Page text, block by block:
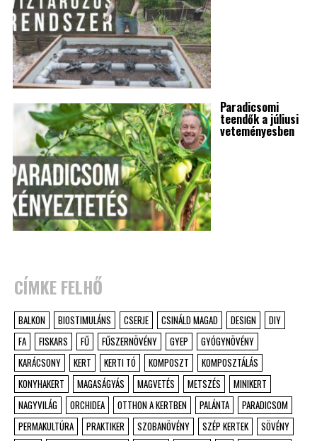
Paradicsomi
teendők a júliusi
veteményesben
CÍMKE FELHŐ
BALKON BIOSTIMULÁNS CSERJE CSINÁLD MAGAD DESIGN
DIY
FA
FISKARS FŰ FŰSZERNÖVÉNY GYEP
GYÓGYNÖVÉNY
KARÁCSONY
KERT KERTI TÓ KOMPOSZT
KOMPOSZTÁLÁS
KONYHAKERT
MAGASÁGYÁS MAGVETÉS METSZÉS
MINIKERT
NAGYVILÁG
ORCHIDEA OTTHON A KERTBEN PALÁNTA
PARADICSOM
PERMAKULTÚRA
PRAKTIKER SZOBANÖVÉNY SZÉP KERTEK
SÖVÉNY